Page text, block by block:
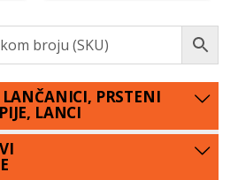
PRSTENI
LANCI